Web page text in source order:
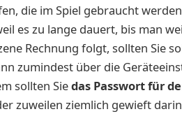
die im Spiel gebraucht
es zu lange dauert, bis man
Rechnung folgt, sollten Sie
zumindest über die
sollten Siedas Passwort für
zuweilen ziemlich gewieft